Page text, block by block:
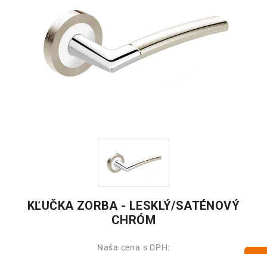
KĽUČKA ZORBA - LESKLÝ/SATÉNOVÝ
CHRÓM
Naša cena s DPH: